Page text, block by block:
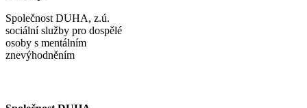
Společnost DUHA, z.ú.
sociální služby pro dospělé
osoby s mentálním
znevýhodněním